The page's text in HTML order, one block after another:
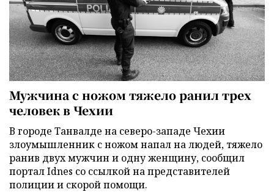
Мужчина с ножом тяжело ранил трех
человек в Чехии
В городе Танвалде на северо-западе Чехии
злоумышленник с ножом напал на людей, тяжело
ранив двух мужчин и одну женщину, сообщил
портал Idnes со ссылкой на представителей
полиции и скорой помощи.